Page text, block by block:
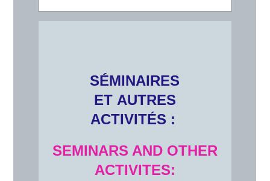
SÉMINAIRES
ET AUTRES
ACTIVITÉS :
SEMINARS AND OTHER
ACTIVITES: